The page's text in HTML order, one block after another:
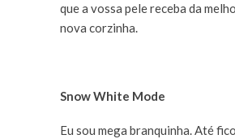
que a vossa pele receba da
nova corzinha.
Snow White Mode
Eu sou mega branquinha. Até